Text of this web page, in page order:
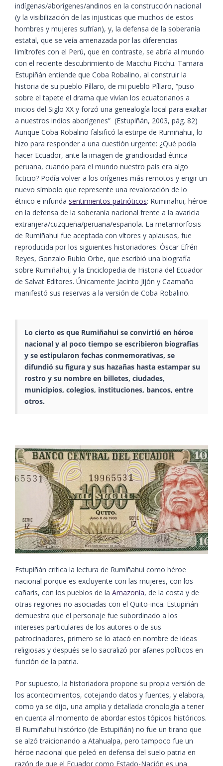
indígenas/aborígenes/andinos en la construcción nacional
(y la visibilización de las injusticas que muchos de estos
hombres y mujeres sufrían), y, la defensa de la soberanía
estatal, que se veía amenazada por las diferencias
limítrofes con el Perú, que en contraste, se abría al mundo
con el reciente descubrimiento de Macchu Picchu. Tamara
Estupiñán entiende que Coba Robalino, al construir la
historia de su pueblo Píllaro, de mi pueblo Píllaro, “puso
sobre el tapete el drama que vivían los ecuatorianos a
inicios del Siglo XX y forzó una genealogía local para exaltar
a nuestros indios aborígenes” ​ (Estupiñán, 2003, pág. 82)​
Aunque Coba Robalino falsificó la estirpe de Rumiñahui, lo
hizo para responder a una cuestión urgente: ¿Qué podía
hacer Ecuador, ante la imagen de grandiosidad étnica
peruana, cuando para el mundo nuestro país era algo
ficticio? Podía volver a los orígenes más remotos y erigir un
nuevo símbolo que represente una revaloración de lo
étnico e infunda sentimientos patrióticos: Rumiñahui, héroe
en la defensa de la soberanía nacional frente a la avaricia
extranjera/cuzqueña/peruana/española. La metamorfosis
de Rumiñahui fue aceptada con vítores y aplausos, fue
reproducida por los siguientes historiadores: Óscar Efrén
Reyes, Gonzalo Rubio Orbe, que escribió una biografía
sobre Rumiñahui, y la Enciclopedia de Historia del Ecuador
de Salvat Editores. Únicamente Jacinto Jijón y Caamaño
manifestó sus reservas a la versión de Coba Robalino.
Lo cierto es que Rumiñahui se convirtió en héroe
nacional y al poco tiempo se escribieron biografías
y se estipularon fechas conmemorativas, se
difundió su figura y sus hazañas hasta estampar su
rostro y su nombre en billetes, ciudades,
municipios, colegios, instituciones, bancos, entre
otros.
Estupiñán critica la lectura de Rumiñahui como héroe
nacional porque es excluyente con las mujeres, con los
cañaris, con los pueblos de la Amazonía, de la costa y de
otras regiones no asociadas con el Quito-inca. Estupiñán
demuestra que el personaje fue subordinado a los
intereses particulares de los autores o de sus
patrocinadores, primero se lo atacó en nombre de ideas
religiosas y después se lo sacralizó por afanes políticos en
función de la patria.
Por supuesto, la historiadora propone su propia versión de
los acontecimientos, cotejando datos y fuentes, y elabora,
como ya se dijo, una amplia y detallada cronología a tener
en cuenta al momento de abordar estos tópicos históricos.
El Rumiñahui histórico (de Estupiñán) no fue un tirano que
se alzó traicionando a Atahualpa, pero tampoco fue un
héroe nacional que peleó en defensa del suelo patria en
razón de que el Ecuador como Estado-Nación es una